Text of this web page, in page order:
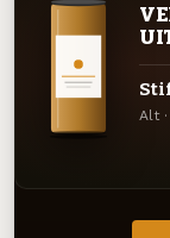
Alt